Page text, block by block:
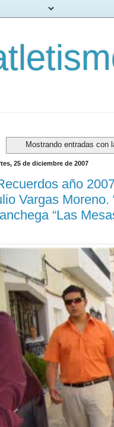
Mostrando entradas con
25 de diciembre de 2007
año
Vargas Moreno.
“Las